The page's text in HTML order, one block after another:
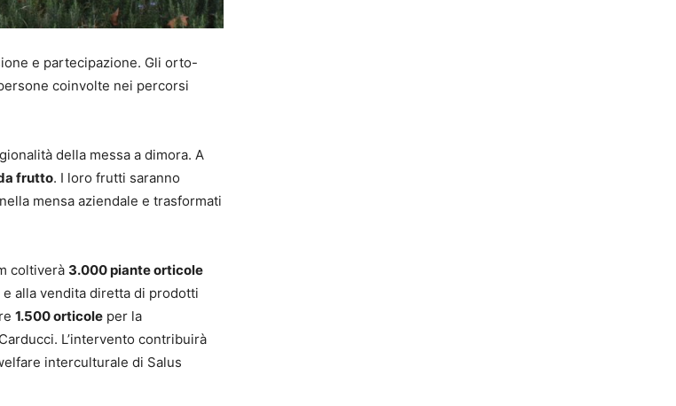
e partecipazione. Gli orto-
coinvolte nei percorsi
della messa a dimora. A
frutto. I loro frutti saranno
mensa aziendale e trasformati
coltiverà 3.000 piante orticole
e alla vendita diretta di prodotti
1.500 orticole per la
L’intervento contribuirà
interculturale di Salus